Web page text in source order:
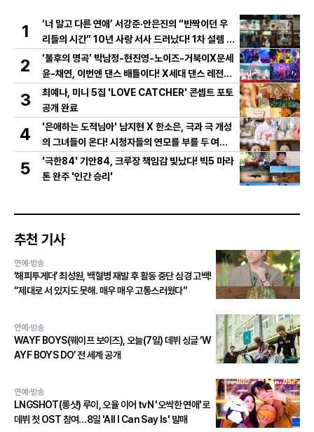
1
‘너 말고 다른 연애’ 서강준·안은진의 “반짝이던 우
리들의 시간” 10년 사랑 서사 드러났다! 1차 설렘 티
저 영상 공개!
2
‘불후의 명곡’ 박남정-현진영-노이즈-거북이X문세
윤-채연, 이번엔 댄스 배틀이다! X세대 댄스 레전드
총출동! 댄스 본능 깨운다!
3
최예나, 미니 5집 'LOVE CATCHER' 콘셉트 포토
공개 완료
4
'은애하는 도적님아' 남지현 X 한소은, 극과 극 개성
의 그녀들이 온다! 시청자들의 연모를 부를 두 여인
의 활약은?
5
'극한84' 기안84, 크루장 책임감 빛났다! 빅5 마라
톤 완주 '인간 승리'
추천 기사
연예·방송
‘해피투게더’ 최성원, 백혈병 재발 후 활동 중단 심경 고백!
“제대로 서 있지도 못해. 매우 매우 고통스러웠다”
연예·방송
WAYF BOYS(웨이프 보이즈), 오늘(7일) 데뷔 싱글 ‘W
AYF BOYS DO’ 전 세계 공개
연예·방송
LNGSHOT(롱샷) 루이, 오율 이어 tvN '오싹한 연애'로
데뷔 첫 OST 참여…8일 'All I Can Say Is' 발매